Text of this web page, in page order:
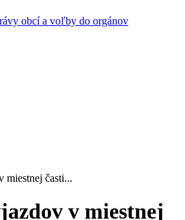
obcí a voľby do orgánov
miestnej časti...
v miestnej